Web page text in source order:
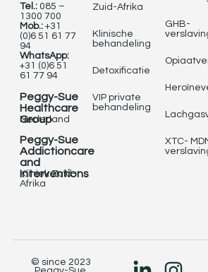
Tel.: 085 –
1300 700
Mob.: +31
(0)6 51 61 77
94
WhatsApp:
+31 (0)6 51
61 77 94
Peggy-Sue
Healthcare
Group
Nederland
Peggy-Sue
Addictioncare
and
Interventions
Kliniek Zuid-
Afrika
Zuid-Afrika
Klinische
behandeling
Detoxificatie
VIP private
behandeling
GHB-
XTC-
© since 2023